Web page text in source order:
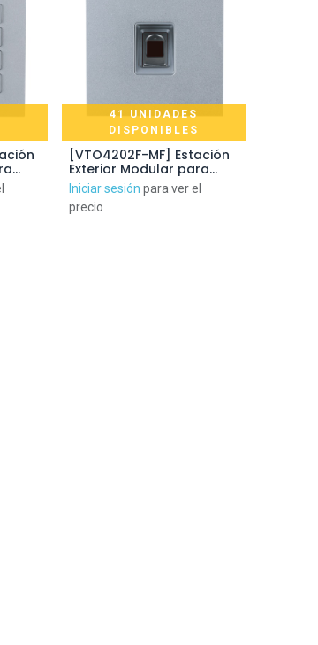
41 UNIDADES
DISPONIBLES
[VTO4202F-MF] Estación
Exterior Modular para
Videoportero IP con
Lector de huellas para
Series VTO4202F-X
Iniciar sesión para ver el
precio